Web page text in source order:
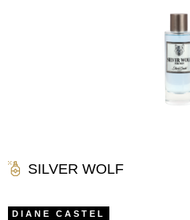
SILVER WOLF
DIANE CASTEL